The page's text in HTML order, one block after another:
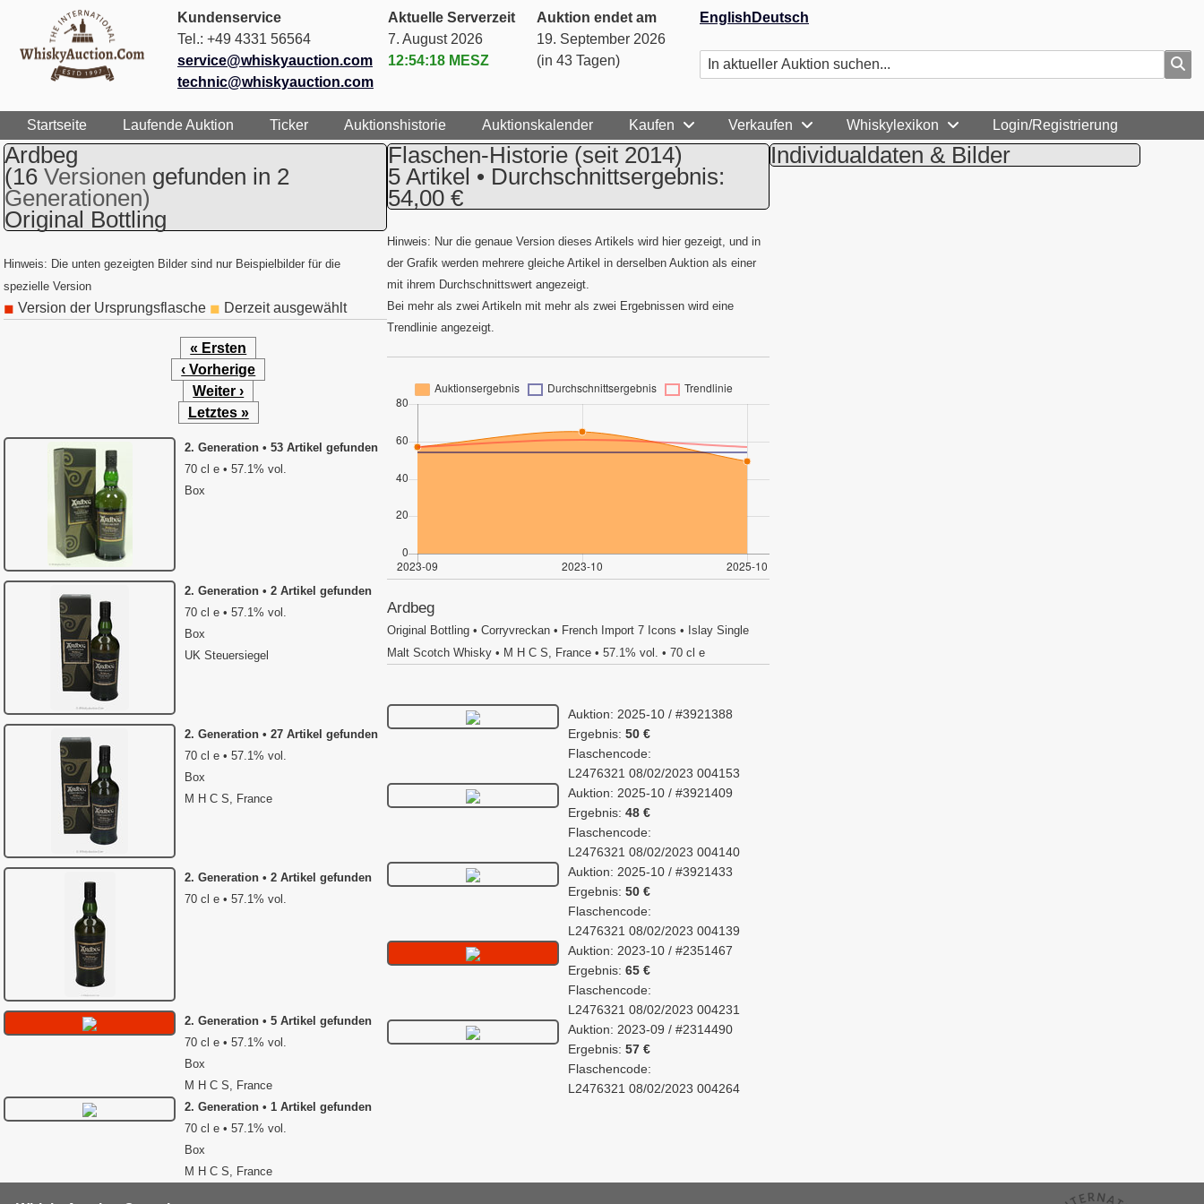
Kundenservice
Tel.: +49 4331 56564
service@whiskyauction.com
technic@whiskyauction.com
Aktuelle Serverzeit
7. August 2026
12:54:19 MESZ
Auktion endet am
19. September 2026
(in 43 Tagen)
English Deutsch
Startseite Laufende Auktion Ticker Auktionshistorie Auktionskalender Kaufen Verkaufen Whiskylexikon Login/Registrierung
Ardbeg
(16 Versionen gefunden in 2
Generationen)
Original Bottling
Hinweis: Die unten gezeigten Bilder sind nur Beispielbilder für die
spezielle Version
◼ Version der Ursprungsflasche ◼ Derzeit ausgewählt
« Ersten
‹ Vorherige
Weiter ›
Letztes »
2. Generation • 53 Artikel gefunden
70 cl e • 57.1% vol.
Box
2. Generation • 2 Artikel gefunden
70 cl e • 57.1% vol.
Box
UK Steuersiegel
2. Generation • 27 Artikel gefunden
70 cl e • 57.1% vol.
Box
M H C S, France
2. Generation • 2 Artikel gefunden
70 cl e • 57.1% vol.
2. Generation • 5 Artikel gefunden
70 cl e • 57.1% vol.
Box
M H C S, France
2. Generation • 1 Artikel gefunden
70 cl e • 57.1% vol.
Box
M H C S, France
Flaschen-Historie (seit 2014)
5 Artikel • Durchschnittsergebnis:
54,00 €
Hinweis: Nur die genaue Version dieses Artikels wird hier gezeigt, und in
der Grafik werden mehrere gleiche Artikel in derselben Auktion als einer
mit ihrem Durchschnittswert angezeigt.
Bei mehr als zwei Artikeln mit mehr als zwei Ergebnissen wird eine
Trendlinie angezeigt.
Ardbeg
Original Bottling • Corryvreckan • French Import 7 Icons • Islay Single
Malt Scotch Whisky • M H C S, France • 57.1% vol. • 70 cl e
Auktion: 2025-10 / #3921388
Ergebnis: 50 €
Flaschencode:
L2476321 08/02/2023 004153
Auktion: 2025-10 / #3921409
Ergebnis: 48 €
Flaschencode:
L2476321 08/02/2023 004140
Auktion: 2025-10 / #3921433
Ergebnis: 50 €
Flaschencode:
L2476321 08/02/2023 004139
Auktion: 2023-10 / #2351467
Ergebnis: 65 €
Flaschencode:
L2476321 08/02/2023 004231
Auktion: 2023-09 / #2314490
Ergebnis: 57 €
Flaschencode:
L2476321 08/02/2023 004264
Individualdaten & Bilder